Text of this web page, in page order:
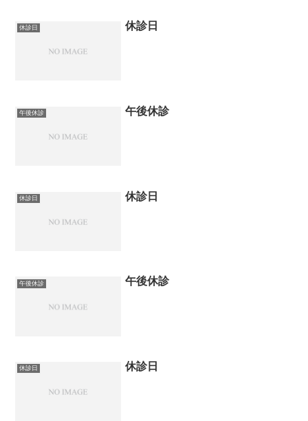
休診日 休診日
午後休診 午後休診
休診日 休診日
午後休診 午後休診
休診日 休診日